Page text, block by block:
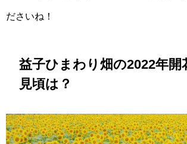
ださいね！
益子ひまわり畑の2022年開
見頃は？